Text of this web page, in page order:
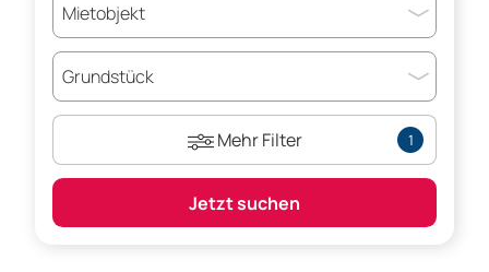
Mehr Filter 1
Jetzt suchen